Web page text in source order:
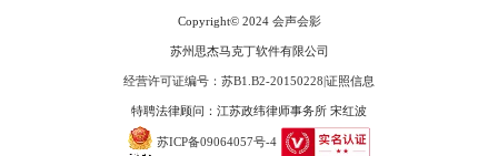
Copyright© 2024 会声会影
苏州思杰马克丁软件有限公司
经营许可证编号：苏B1.B2-20150228|证照信息
特聘法律顾问：江苏政纬律师事务所 宋红波
苏ICP备09064057号-4